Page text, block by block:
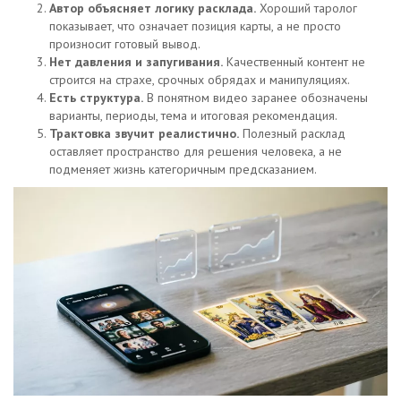
Автор объясняет логику расклада. Хороший таролог
показывает, что означает позиция карты, а не просто
произносит готовый вывод.
Нет давления и запугивания. Качественный контент не
строится на страхе, срочных обрядах и манипуляциях.
Есть структура. В понятном видео заранее обозначены
варианты, периоды, тема и итоговая рекомендация.
Трактовка звучит реалистично. Полезный расклад
оставляет пространство для решения человека, а не
подменяет жизнь категоричным предсказанием.